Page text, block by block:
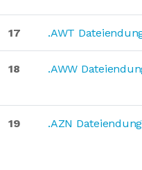
17 .AWT
18 .AWW
19 .AZN Dateiendung